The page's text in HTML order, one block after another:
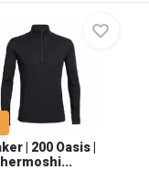
| 200 Oasis |